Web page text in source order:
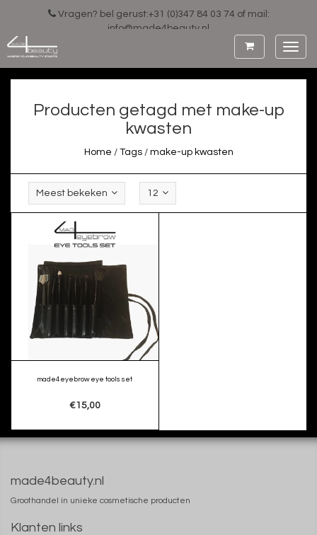
Vragen? bel gerust:+31 (0)347 84 03 74 of mail:
info@made4beauty.nl
Producten getagd met make-up
kwasten
Home / Tags/ make-up kwasten
Meest bekeken 12
made4eyebrow eye tools set
€15,00
made4beauty.nl
Groothandel in unieke cosmetische producten
Klanten links